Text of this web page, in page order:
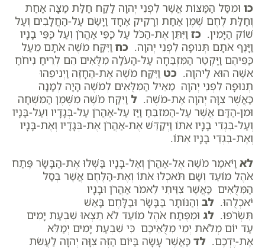
כו וּמִסַּל הַמַּצּוֹת אֲשֶׁר לִפְנֵי יְהוָה לָקַח חַלַּת מַצָּה אַחַת
וְחַלַּת לֶחֶם שֶׁמֶן אַחַת וְרָקִיק אֶחָד וַיָּשֶׂם עַל-הַחֲלָבִים וְעַל
שׁוֹק הַיָּמִין. כז וַיִּתֵּן אֶת-הַכֹּל עַל כַּפֵּי אַהֲרֹן וְעַל כַּפֵּי בָנָיו
וַיָּנֶף אֹתָם תְּנוּפָה לִפְנֵי יְהוָה. כח וַיִּקַּח מֹשֶׁה אֹתָם מֵעַל
כַּפֵּיהֶם וַיַּקְטֵר הַמִּזְבֵּחָה עַל-הָעֹלָה מִלֻּאִים הֵם לְרֵיחַ נִיחֹחַ
אִשֶּׁה הוּא לַיהוָה. כט וַיִּקַּח מֹשֶׁה אֶת-הֶחָזֶה וַיְנִיפֵהוּ
תְנוּפָה לִפְנֵי יְהוָה מֵאֵיל הַמִּלֻּאִים לְמֹשֶׁה הָיָה לְמָנָה
כַּאֲשֶׁר צִוָּה יְהוָה אֶת-מֹשֶׁה. ל וַיִּקַּח מֹשֶׁה מִשֶּׁמֶן הַמִּשְׁחָה
וּמִן-הַדָּם אֲשֶׁר עַל-הַמִּזְבֵּחַ וַיַּז עַל-אַהֲרֹן עַל-בְּגָדָיו וְעַל-בָּנָיו
וְעַל-בִּגְדֵי בָנָיו אִתּוֹ וַיְקַדֵּשׁ אֶת-אַהֲרֹן אֶת-בְּגָדָיו וְאֶת-בָּנָיו
וְאֶת-בִּגְדֵי בָנָיו אִתּוֹ.
לא וַיֹּאמֶר מֹשֶׁה אֶל-אַהֲרֹן וְאֶל-בָּנָיו בַּשְּׁלוּ אֶת-הַבָּשָׂר פֶּתַח
אֹהֶל מוֹעֵד וְשָׁם תֹּאכְלוּ אֹתוֹ וְאֶת-הַלֶּחֶם אֲשֶׁר בְּסַל
הַמִּלֻּאִים כַּאֲשֶׁר צִוֵּיתִי לֵאמֹר אַהֲרֹן וּבָנָיו
יֹאכְלֻהוּ. לב וְהַנּוֹתָר בַּבָּשָׂר וּבַלָּחֶם בָּאֵשׁ
תִּשְׂרֹפוּ. לג וּמִפֶּתַח אֹהֶל מוֹעֵד לֹא תֵצְאוּ שִׁבְעַת יָמִים
עַד יוֹם מְלֹאת יְמֵי מִלֻּאֵיכֶם כִּי שִׁבְעַת יָמִים יְמַלֵּא
אֶת-יֶדְכֶם. לד כַּאֲשֶׁר עָשָׂה בַּיּוֹם הַזֶּה צִוָּה יְהוָה לַעֲשֹׂת